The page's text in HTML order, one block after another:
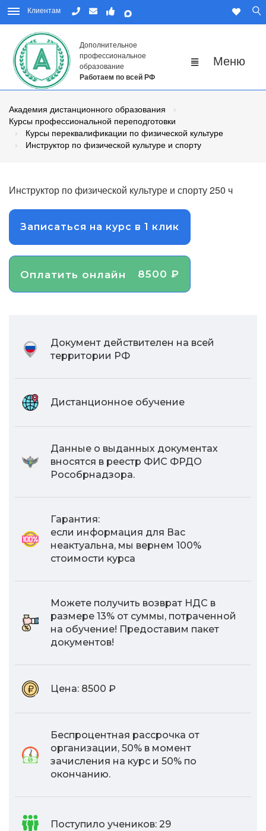
Клиентам
Дополнительное
профессиональное
образование
Работаем по всей РФ
Академия дистанционного образования
Курсы профессиональной переподготовки
Курсы переквалификации по физической культуре
Инструктор по физической культуре и спорту
Инструктор по физической культуре и спорту 250 ч
Записаться на курс в 1 клик
Оплатить онлайн 8500 ₽
Документ действителен на всей
территории РФ
Дистанционное обучение
Данные о выданных документах
вносятся в реестр ФИС ФРДО
Рособрнадзора.
Гарантия:
если информация для Вас
неактуальна, мы вернем 100%
стоимости курса
Можете получить возврат НДС в
размере 13% от суммы, потраченной
на обучение! Предоставим пакет
документов!
Цена: 8500 ₽
Беспроцентная рассрочка от
организации, 50% в момент
зачисления на курс и 50% по
окончанию.
Поступило учеников: 29